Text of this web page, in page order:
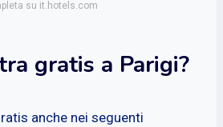
su it.hotels.com
gratis a Parigi?
anche nei seguenti